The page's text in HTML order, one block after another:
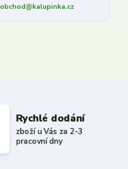
obchod@kalupinka.cz
Rychlé dodání
zboží u Vás za 2-3
pracovní dny